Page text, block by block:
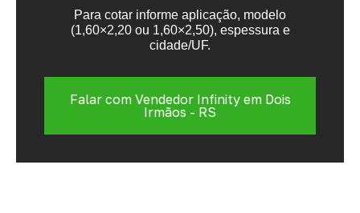
Para cotar informe aplicação, modelo
(1,60×2,20 ou 1,60×2,50), espessura e
cidade/UF.
Falar com Vendedor Infinity em Dois
Irmãos - RS